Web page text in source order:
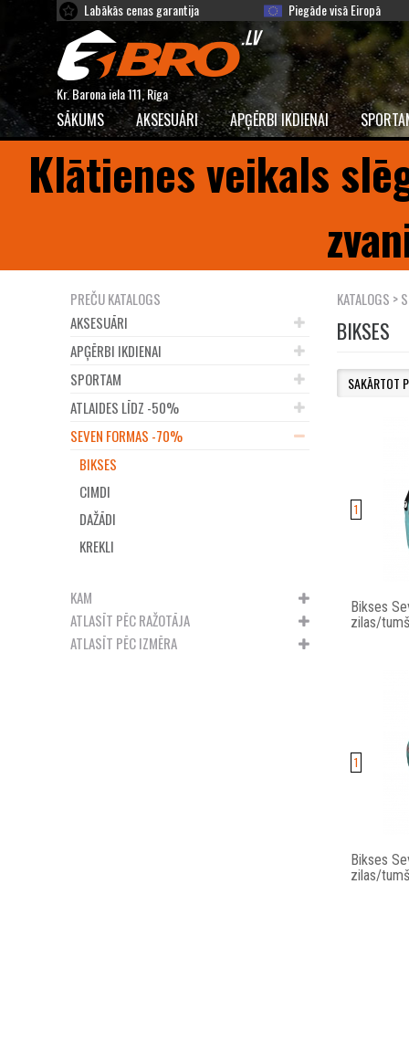
Labākās cenas garantija Piegāde visā Eiropā
Kr. Barona iela 111, Rīga
SĀKUMS AKSESUĀRI APĢĒRBI IKDIENAI
Klātienes veikals
PREČU KATALOGS
AKSESUĀRI
APĢĒRBI IKDIENAI
SPORTAM
ATLAIDES LĪDZ -50%
SEVEN FORMAS -70%
BIKSES
CIMDI
DAŽĀDI
KREKLI
KAM
ATLASĪT PĒC RAŽOTĀJA
ATLASĪT PĒC IZMĒRA
KATALOGS >
BIKSES
1
Bikses
zilas/
1
Bikses
zilas/